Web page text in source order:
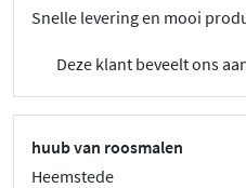
Snelle levering en mooi
Deze klant beveelt ons
huub van roosmalen
Heemstede